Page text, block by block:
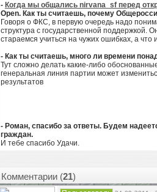
- Когда мы общались nirvana_sf перед
Open. Как ты считаешь, почему
Говоря о ФКС, в первую очередь надо
структура с государственной
стараемся учиться на чужих ошибках, а что
- Как ты считаешь, много ли времени
Тут сложно делать какие-либо
генеральная линия партии может
результатов
- Роман, спасибо за ответы. Будем
граждан.
И тебе спасибо Удачи.
Комментарии (21)